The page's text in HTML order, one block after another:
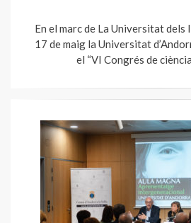
En el marc de La Universitat dels
17 de maig la Universitat
el “VI Congrés de